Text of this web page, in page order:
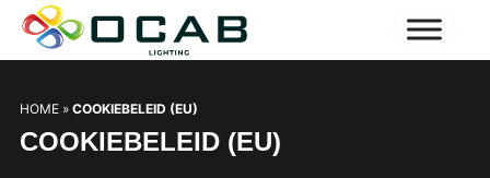
HOME» COOKIEBELEID (EU)
COOKIEBELEID (EU)